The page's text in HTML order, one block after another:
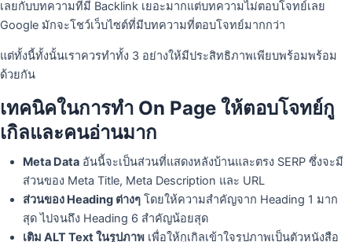
เลยกับบทความที่มี Backlink เยอะมากแต่บทความไม่ตอบโจทย์เลย
Google มักจะโชว์เว็บไซต์ที่มีบทความที่ตอบโจทย์มากกว่า
แต่ทั้งนี้ทั้งนั้นเราควรทําทั้ง 3 อย่างให้มีประสิทธิภาพเพียบพร้อมพร้อม
ด้วยกัน
เทคนิคในการทำ On Page ให้ตอบโจทย์กู
เกิลและคนอ่านมาก
Meta Data อันนี้จะเป็นส่วนที่แสดงหลังบ้านและตรง SERP ซึ่งจะมี
ส่วนของ Meta Title, Meta Description และ URL
ส่วนของ Heading ต่างๆ โดยให้ความสำคัญจาก Heading 1 มาก
สุด ไปจนถึง Heading 6 สำคัญน้อยสุด
เติม ALT Text ในรูปภาพ เพื่อให้กูเกิลเข้าใจรูปภาพเป็นตัวหนังสือ